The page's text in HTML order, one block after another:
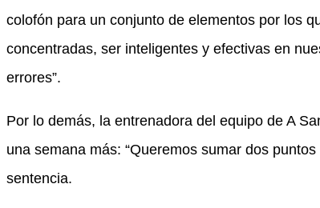
colofón para un conjunto de elementos por los
concentradas, ser inteligentes y efectivas en
errores”.
Por lo demás, la entrenadora del equipo de A
una semana más: “Queremos sumar dos
sentencia.